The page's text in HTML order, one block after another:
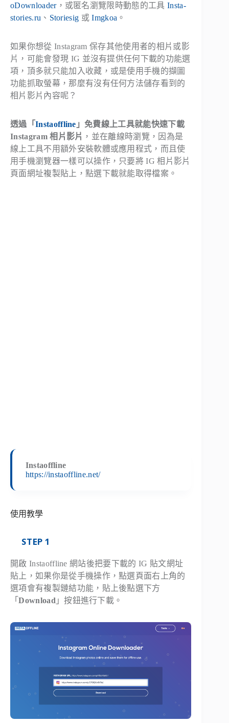
oDownloader，或匿名瀏覽限時動態的工具Insta-
stories.ru 、 Storiesig 或Imgkoa 。
如果你想從 Instagram 保存其他使用者的相片或影
片，可能會發現 IG 並沒有提供任何下載的功能選
項，頂多就只能加入收藏，或是使用手機的擷圖
功能抓取螢幕，那麼有沒有任何方法儲存看到的
相片影片內容呢？
透過「Instaoffline 」免費線上工具就能快速下載
Instagram 相片影片 ，並在離線時瀏覽，因為是
線上工具不用額外安裝軟體或應用程式，而且使
用手機瀏覽器一樣可以操作，只要將 IG 相片影片
頁面網址複製貼上，點選下載就能取得檔案。
Instaoffline
https://instaoffline.net/
使用教學
STEP 1
開啟 Instaoffline 網站後把要下載的 IG 貼文網址
貼上，如果你是從手機操作，點選頁面右上角的
選項會有複製鏈結功能，貼上後點選下方
「Download 」按鈕進行下載。